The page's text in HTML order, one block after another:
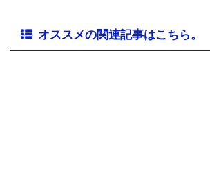
オススメの関連記事はこちら。